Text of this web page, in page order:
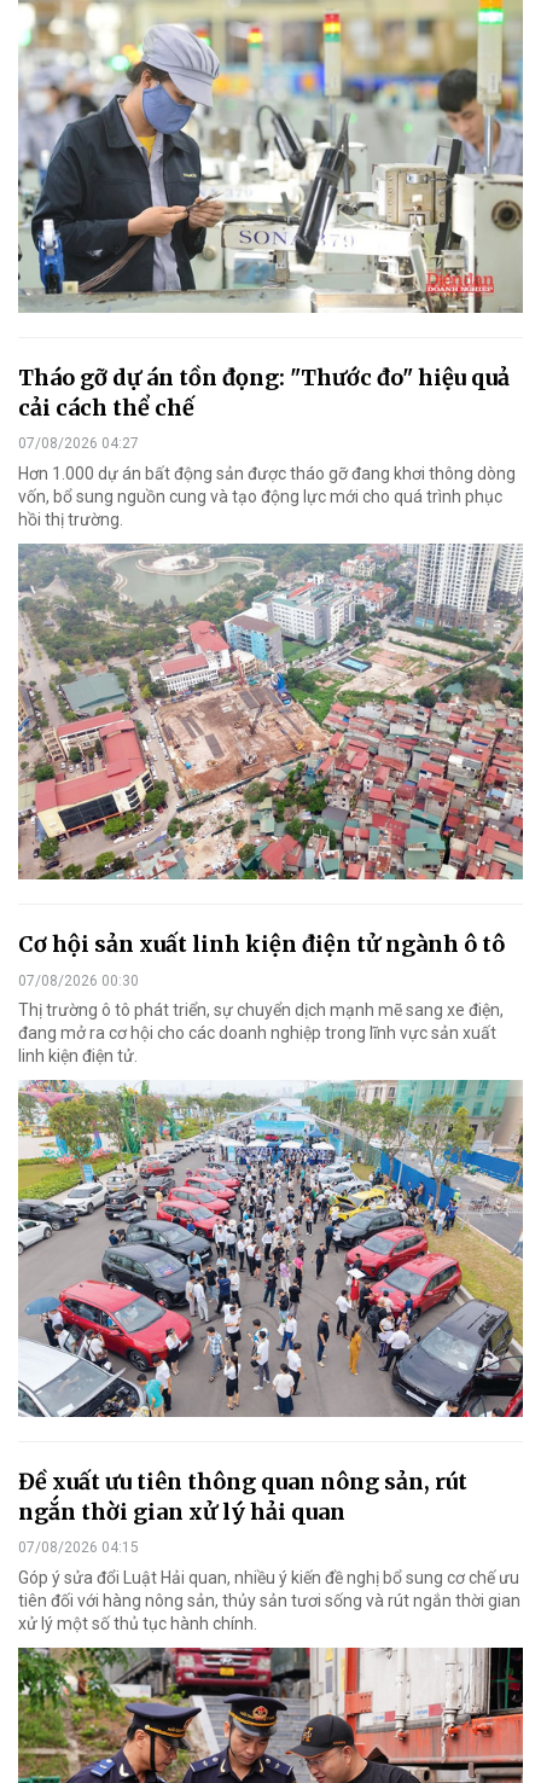
Tháo gỡ dự án tồn đọng: "Thước đo" hiệu quả
cải cách thể chế
07/08/2026 04:27
Hơn 1.000 dự án bất động sản được tháo gỡ đang khơi thông dòng
vốn, bổ sung nguồn cung và tạo động lực mới cho quá trình phục
hồi thị trường.
Cơ hội sản xuất linh kiện điện tử ngành ô tô
07/08/2026 00:30
Thị trường ô tô phát triển, sự chuyển dịch mạnh mẽ sang xe điện,
đang mở ra cơ hội cho các doanh nghiệp trong lĩnh vực sản xuất
linh kiện điện tử.
Đề xuất ưu tiên thông quan nông sản, rút
ngắn thời gian xử lý hải quan
07/08/2026 04:15
Góp ý sửa đổi Luật Hải quan, nhiều ý kiến đề nghị bổ sung cơ chế ưu
tiên đối với hàng nông sản, thủy sản tươi sống và rút ngắn thời gian
xử lý một số thủ tục hành chính.